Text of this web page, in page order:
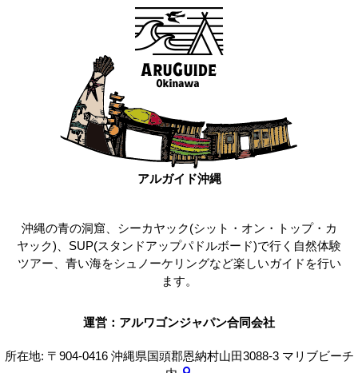
アルガイド沖縄
沖縄の青の洞窟、シーカヤック(シット・オン・トップ・カ
ヤック)、SUP(スタンドアップパドルボード)で行く自然体験
ツアー、青い海をシュノーケリングなど楽しいガイドを行い
ます。
運営：アルワゴンジャパン合同会社
所在地: 〒904-0416 沖縄県国頭郡恩納村山田3088-3 マリブビーチ